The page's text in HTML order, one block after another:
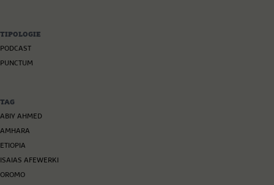
TIPOLOGIE
PODCAST
PUNCTUM
TAG
ABIY AHMED
AMHARA
ETIOPIA
ISAIAS AFEWERKI
OROMO